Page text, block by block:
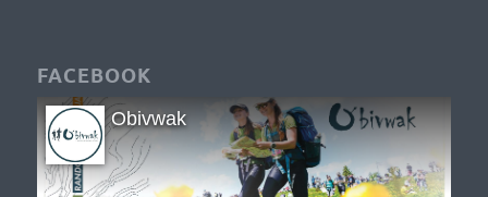
FACEBOOK
Obivwak